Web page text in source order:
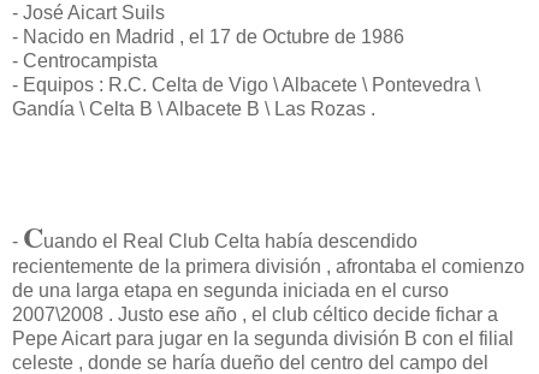
- José Aicart Suils
- Nacido en Madrid , el 17 de Octubre de 1986
- Centrocampista
- Equipos : R.C. Celta de Vigo \ Albacete \ Pontevedra \
Gandía \ Celta B \ Albacete B \ Las Rozas .
- Cuando el Real Club Celta había descendido
recientemente de la primera división , afrontaba el comienzo
de una larga etapa en segunda iniciada en el curso
2007\2008 . Justo ese año , el club céltico decide fichar a
Pepe Aicart para jugar en la segunda división B con el filial
celeste , donde se haría dueño del centro del campo del